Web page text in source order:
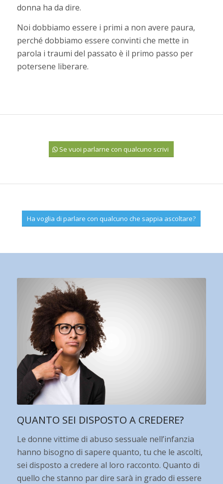
donna ha da dire.
Noi dobbiamo essere i primi a non avere paura,
perché dobbiamo essere convinti che mette in
parola i traumi del passato è il primo passo per
potersene liberare.
Se vuoi parlarne con qualcuno scrivi
Ha voglia di parlare con qualcuno che sappia ascoltare?
QUANTO SEI DISPOSTO A CREDERE?
Le donne vittime di abuso sessuale nell’infanzia
hanno bisogno di sapere quanto, tu che le ascolti,
sei disposto a credere al loro racconto. Quanto di
quello che stanno par dire sarà in grado di essere